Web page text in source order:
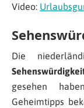
Video:
Die
gesehen
Geheimtipps